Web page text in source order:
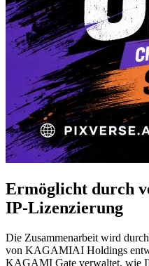
Ermöglicht durch
IP-Lizenzierung
Die Zusammenarbeit wird
von KAGAMIAI Holdings
KAGAMI Gate verwaltet, wie